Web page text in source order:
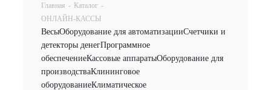
Главная - Каталог -
ОНЛАЙН-КАССЫ
ВесыОборудование для автоматизацииСчетчики и
детекторы денегПрограммное
обеспечениеКассовые аппаратыОборудование для
производстваКлининговое
оборудованиеКлиматическое